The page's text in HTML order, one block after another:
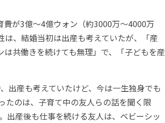
が3億～4億ウォン（約3000万～4000万
、結婚当初は出産も考えていたが、「産
共働きを続けても無理」で、「子どもを産
出産も考えていたけど、今は一生独身でも
たのは、子育て中の友人らの話を聞く限
出産後も仕事を続ける友人は、ベビーシッ